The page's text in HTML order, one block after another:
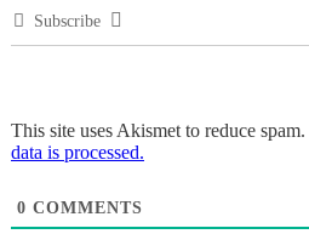
Subscribe
This site uses Akismet to reduce spam.
data is processed.
0 COMMENTS